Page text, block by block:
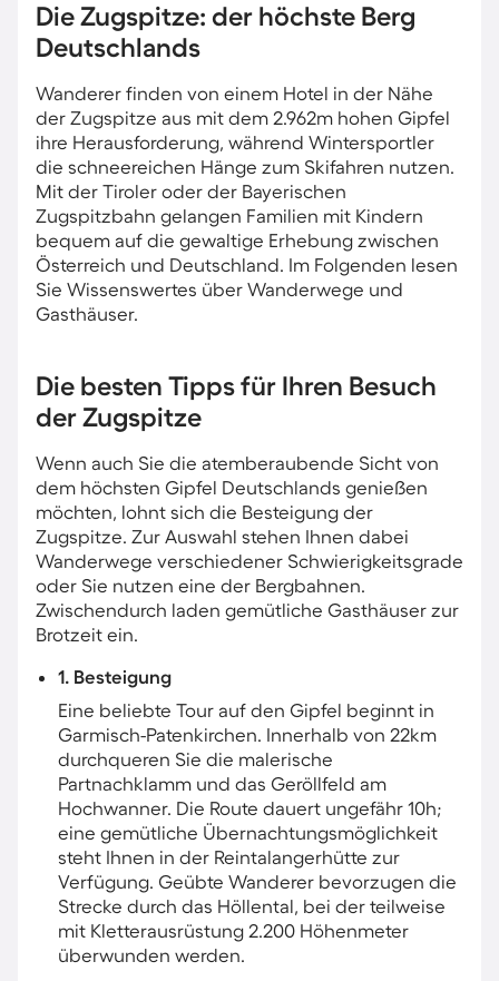
Die Zugspitze: der höchste Berg
Deutschlands
Wanderer finden von einem Hotel in der Nähe
der Zugspitze aus mit dem 2.962m hohen Gipfel
ihre Herausforderung, während Wintersportler
die schneereichen Hänge zum Skifahren nutzen.
Mit der Tiroler oder der Bayerischen
Zugspitzbahn gelangen Familien mit Kindern
bequem auf die gewaltige Erhebung zwischen
Österreich und Deutschland. Im Folgenden lesen
Sie Wissenswertes über Wanderwege und
Gasthäuser.
Die besten Tipps für Ihren Besuch
der Zugspitze
Wenn auch Sie die atemberaubende Sicht von
dem höchsten Gipfel Deutschlands genießen
möchten, lohnt sich die Besteigung der
Zugspitze. Zur Auswahl stehen Ihnen dabei
Wanderwege verschiedener Schwierigkeitsgrade
oder Sie nutzen eine der Bergbahnen.
Zwischendurch laden gemütliche Gasthäuser zur
Brotzeit ein.
1. Besteigung
Eine beliebte Tour auf den Gipfel beginnt in
Garmisch-Patenkirchen. Innerhalb von 22km
durchqueren Sie die malerische
Partnachklamm und das Geröllfeld am
Hochwanner. Die Route dauert ungefähr 10h;
eine gemütliche Übernachtungsmöglichkeit
steht Ihnen in der Reintalangerhütte zur
Verfügung. Geübte Wanderer bevorzugen die
Strecke durch das Höllental, bei der teilweise
mit Kletterausrüstung 2.200 Höhenmeter
überwunden werden.